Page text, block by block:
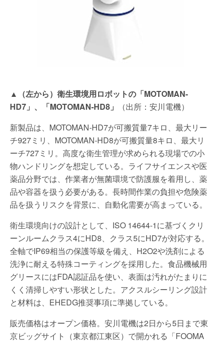
▲（左から）衛生環境用ロボットの「MOTOMAN-
HD7」、「MOTOMAN-HD8」
（出所：安川電機）
新製品は、MOTOMAN-HD7が可搬質量7キロ、最大リー
チ927ミリ、MOTOMAN-HD8が可搬質量8キロ、最大リ
ーチ727ミリ。高度な衛生管理が求められる現場での小
物ハンドリングを想定している。ライフサイエンスや医
薬品分野では、作業者が無菌環境で防護服を着用し、薬
品や容器を扱う必要がある。長時間作業の負担や危険薬
品を扱うリスクを背景に、自動化需要が高まっている。
衛生環境向けの設計として、ISO 14644-1に基づくクリ
ーンルームクラス4にHD8、クラス5にHD7が対応する。
全軸でIP69相当の保護等級を備え、H2O2や洗剤による
洗浄に耐える特殊コーティングを採用した。食品機械用
グリースにはFDA認証品を使い、表面は汚れがたまりに
くく清掃しやすい形状とした。アクスルシーリング設計
と材料は、EHEDG推奨事項に準拠している。
販売価格はオープン価格。安川電機は2日から5日まで東
京ビッグサイト（東京都江東区）で開かれる「FOOMA